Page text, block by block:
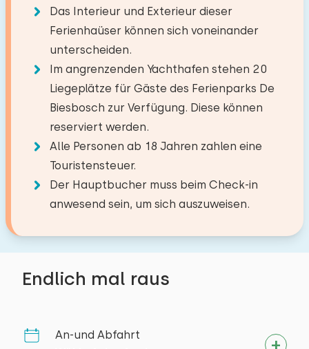
Endlich mal raus
Anzahl der Kinder − +
Anzahl der Babys − +
Anzahl der Haustiere
Löschen Verwenden
An-und Abfahrt
Das Interieur und Exterieur dieser
Ferienhaüser können sich voneinander
unterscheiden.
Im angrenzenden Yachthafen stehen 20
Liegeplätze für Gäste des Ferienparks De
Biesbosch zur Verfügung. Diese können
reserviert werden.
Alle Personen ab 18 Jahren zahlen eine
Touristensteuer.
Der Hauptbucher muss beim Check-in
anwesend sein, um sich auszuweisen.
Mikrowelle
Kühlschrank
Wasserkocher
Draußen
Mit Terrasse
Gartenmöbel
Sonnenschirm
Vollständig im Erdgeschoss
Abmessungen: 80 x 200
Bettdecke(n): Einzelbettdecke
Schlafzimmer
Boden:
Erdgeschoss
Schlafplätze: 2
Abmessungen: 80 x 200
Erdgeschoss
Waschen-Handbassin
Toilet
DuschKabine
Segeln
Spazieren
Rad fahren
Schwimmen